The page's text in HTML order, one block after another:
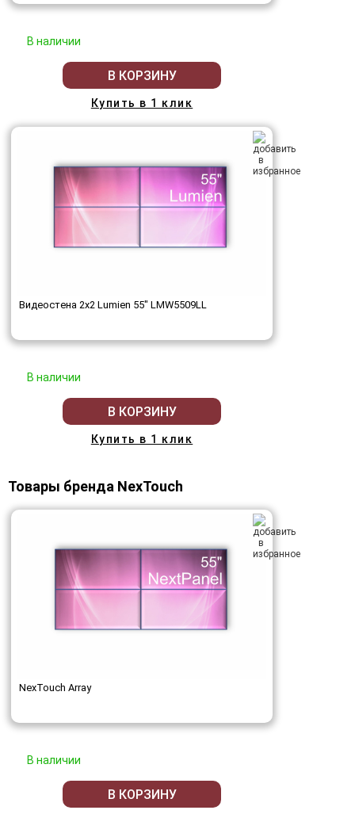
В наличии
В КОРЗИНУ
Купить в 1 клик
Видеостена 2x2 Lumien 55" LMW5509LL
В наличии
В КОРЗИНУ
Купить в 1 клик
Товары бренда NexTouch
NexTouch Array
В наличии
В КОРЗИНУ